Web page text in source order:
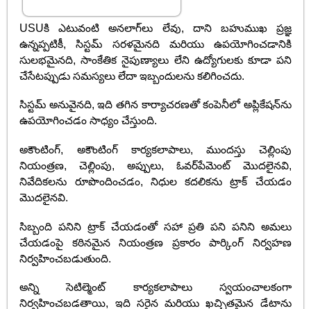
USUకి ఎటువంటి అనలాగ్‌లు లేవు, దాని బహుముఖ ప్రజ్ఞ
ఉన్నప్పటికీ, సిస్టమ్ సరళమైనది మరియు ఉపయోగించడానికి
సులభమైనది, సాంకేతిక నైపుణ్యాలు లేని ఉద్యోగులకు కూడా పని
చేసేటప్పుడు సమస్యలు లేదా ఇబ్బందులను కలిగించదు.
సిస్టమ్ అనువైనది, ఇది తగిన కార్యాచరణతో కంపెనీలో అప్లికేషన్‌ను
ఉపయోగించడం సాధ్యం చేస్తుంది.
అకౌంటింగ్, అకౌంటింగ్ కార్యకలాపాలు, ముందస్తు చెల్లింపు
నియంత్రణ, చెల్లింపు, అప్పులు, ఓవర్‌పేమెంట్ మొదలైనవి,
నివేదికలను రూపొందించడం, నిధుల కదలికను ట్రాక్ చేయడం
మొదలైనవి.
సిబ్బంది పనిని ట్రాక్ చేయడంతో సహా ప్రతి పని పనిని అమలు
చేయడంపై కఠినమైన నియంత్రణ ప్రకారం పార్కింగ్ నిర్వహణ
నిర్వహించబడుతుంది.
అన్ని సెటిల్మెంట్ కార్యకలాపాలు స్వయంచాలకంగా
నిర్వహించబడతాయి, ఇది సరైన మరియు ఖచ్చితమైన డేటాను